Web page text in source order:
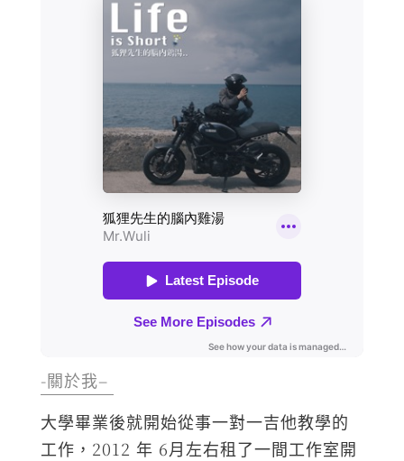
-關於我–
大學畢業後就開始從事一對一吉他教學的
工作，2012 年 6月左右租了一間工作室開